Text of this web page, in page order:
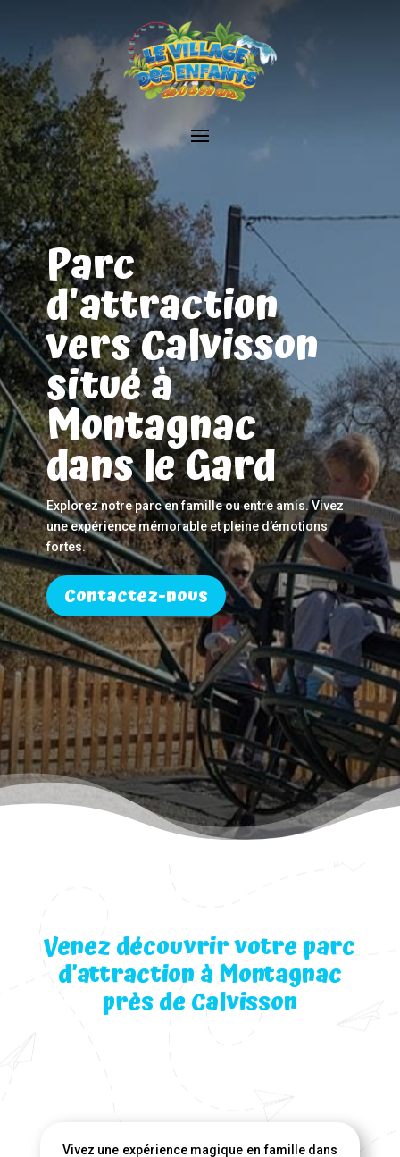
Parc
d'attraction
vers Calvisson
situé à
Montagnac
dans le Gard
Explorez notre parc en famille ou entre amis. Vivez
une expérience mémorable et pleine d’émotions
fortes.
Contactez-nous
Venez découvrir votre parc
d’attraction à Montagnac
près de Calvisson
Vivez une expérience magique en famille dans